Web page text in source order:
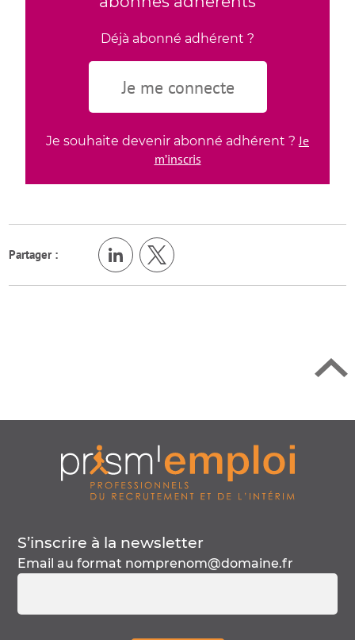
Déjà abonné adhérent ?
Je me connecte
Je souhaite devenir abonné adhérent ?Je
m’inscris
Partager :
S’inscrire à la newsletter
Email au format nomprenom@domaine.fr